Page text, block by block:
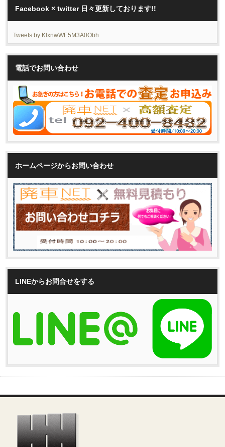
Facebook × twitter 日々更新しております!!
Tweets by KlxnwWE5M3A0Obh
電話でお問い合わせ
ホームページからお問い合わせ
LINEからお問合せをする